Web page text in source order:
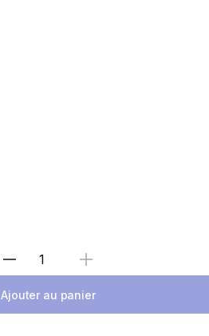
Sélectionnez la quantité
Ajouter au panier